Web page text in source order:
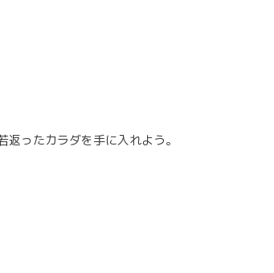
ったカラダを手に入れよう。